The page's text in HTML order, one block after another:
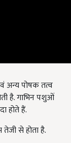
अन्य पोषक तत्व
है. गाभिन पशुओं
होते हैं.
से होता है.